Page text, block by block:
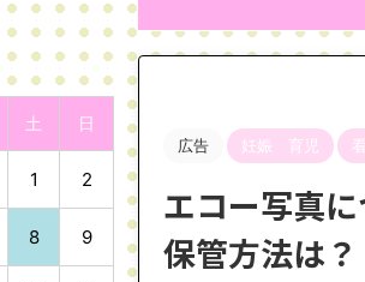
広告 妊娠 育児
エコー写真
保管方法は？
土 日
1 2
8 9